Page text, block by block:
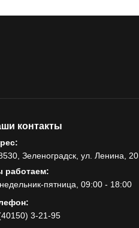
контакты
Зеленоградск, ул. Ленина, 20
работаем:
пятница, 09:00 - 18:00
3-21-95